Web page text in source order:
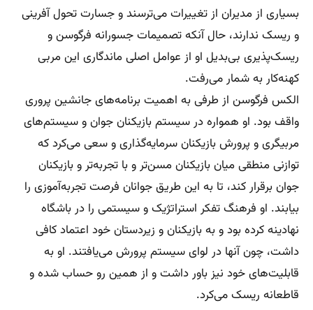
بسیاری از مدیران از تغییرات می‌ترسند و جسارت تحول آفرینی
و ریسک ندارند، حال آنکه تصمیمات جسورانه فرگوسن و
ریسک‌پذیری بی‌بدیل او از عوامل اصلی ماندگاری این مربی
کهنه‌کار به شمار می‌رفت.
الکس فرگوسن از طرفی به اهمیت برنامه‌های جانشین پروری
واقف بود. او همواره در سیستم بازیکنان جوان و سیستم‌های
مربیگری و پرورش بازیکنان سرمایه‌گذاری و سعی می‌کرد که
توازنی منطقی میان بازیکنان مسن‌تر و با تجربه‌تر و بازیکنان
جوان برقرار کند، تا به این طریق جوانان فرصت تجربه‌آموزی را
بیابند. او فرهنگ تفکر استراتژیک و سیستمی را در باشگاه
نهادینه کرده بود و به بازیکنان و زیردستان خود اعتماد کافی
داشت، چون آنها در لوای سیستم پرورش می‌یافتند. او به
قابلیت‌های خود نیز باور داشت و از همین رو حساب شده و
قاطعانه ریسک می‌کرد.